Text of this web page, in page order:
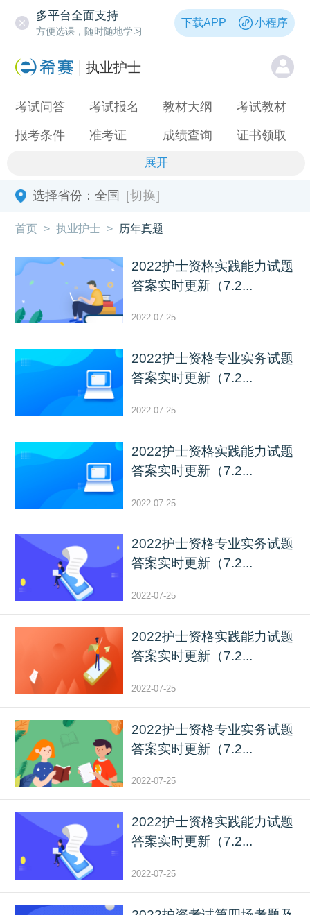
多平台全面支持
方便选课，随时随地学习
下载APP 小程序
执业护士
考试问答 考试报名 教材大纲 考试教材
报考条件 准考证 成绩查询 证书领取
展开
选择省份： 全国 [切换]
首页 > 执业护士 > 历年真题
2022护士资格实践能力试题
答案实时更新（7.2...
2022-07-25
2022护士资格专业实务试题
答案实时更新（7.2...
2022-07-25
2022护士资格实践能力试题
答案实时更新（7.2...
2022-07-25
2022护士资格专业实务试题
答案实时更新（7.2...
2022-07-25
2022护士资格实践能力试题
答案实时更新（7.2...
2022-07-25
2022护士资格专业实务试题
答案实时更新（7.2...
2022-07-25
2022护士资格实践能力试题
答案实时更新（7.2...
2022-07-25